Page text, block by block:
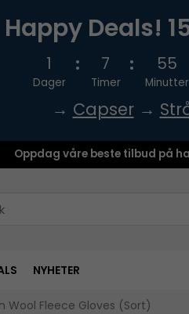
Happy Deals!
1
Dager
7
Timer
55
Minutter
→ Capser→
Oppdag våre beste tilbud på
NYHETER
Wool Fleece Gloves (Sort)